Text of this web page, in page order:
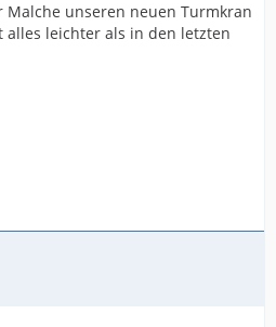
Malche unseren neuen Turmkran
alles leichter als in den letzten